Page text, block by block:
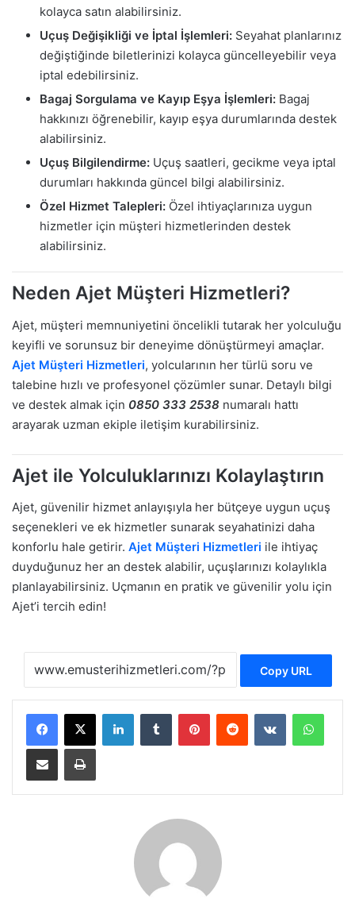
kolayca satın alabilirsiniz.
Uçuş Değişikliği ve İptal İşlemleri: Seyahat planlarınız
değiştiğinde biletlerinizi kolayca güncelleyebilir veya
iptal edebilirsiniz.
Bagaj Sorgulama ve Kayıp Eşya İşlemleri: Bagaj
hakkınızı öğrenebilir, kayıp eşya durumlarında destek
alabilirsiniz.
Uçuş Bilgilendirme: Uçuş saatleri, gecikme veya iptal
durumları hakkında güncel bilgi alabilirsiniz.
Özel Hizmet Talepleri: Özel ihtiyaçlarınıza uygun
hizmetler için müşteri hizmetlerinden destek
alabilirsiniz.
Neden Ajet Müşteri Hizmetleri?
Ajet, müşteri memnuniyetini öncelikli tutarak her yolculuğu
keyifli ve sorunsuz bir deneyime dönüştürmeyi amaçlar.
Ajet Müşteri Hizmetleri, yolcularının her türlü soru ve
talebine hızlı ve profesyonel çözümler sunar. Detaylı bilgi
ve destek almak için 0850 333 2538 numaralı hattı
arayarak uzman ekiple iletişim kurabilirsiniz.
Ajet ile Yolculuklarınızı Kolaylaştırın
Ajet, güvenilir hizmet anlayışıyla her bütçeye uygun uçuş
seçenekleri ve ek hizmetler sunarak seyahatinizi daha
konforlu hale getirir. Ajet Müşteri Hizmetleri ile ihtiyaç
duyduğunuz her an destek alabilir, uçuşlarınızı kolaylıkla
planlayabilirsiniz. Uçmanın en pratik ve güvenilir yolu için
Ajet’i tercih edin!
Copy URL